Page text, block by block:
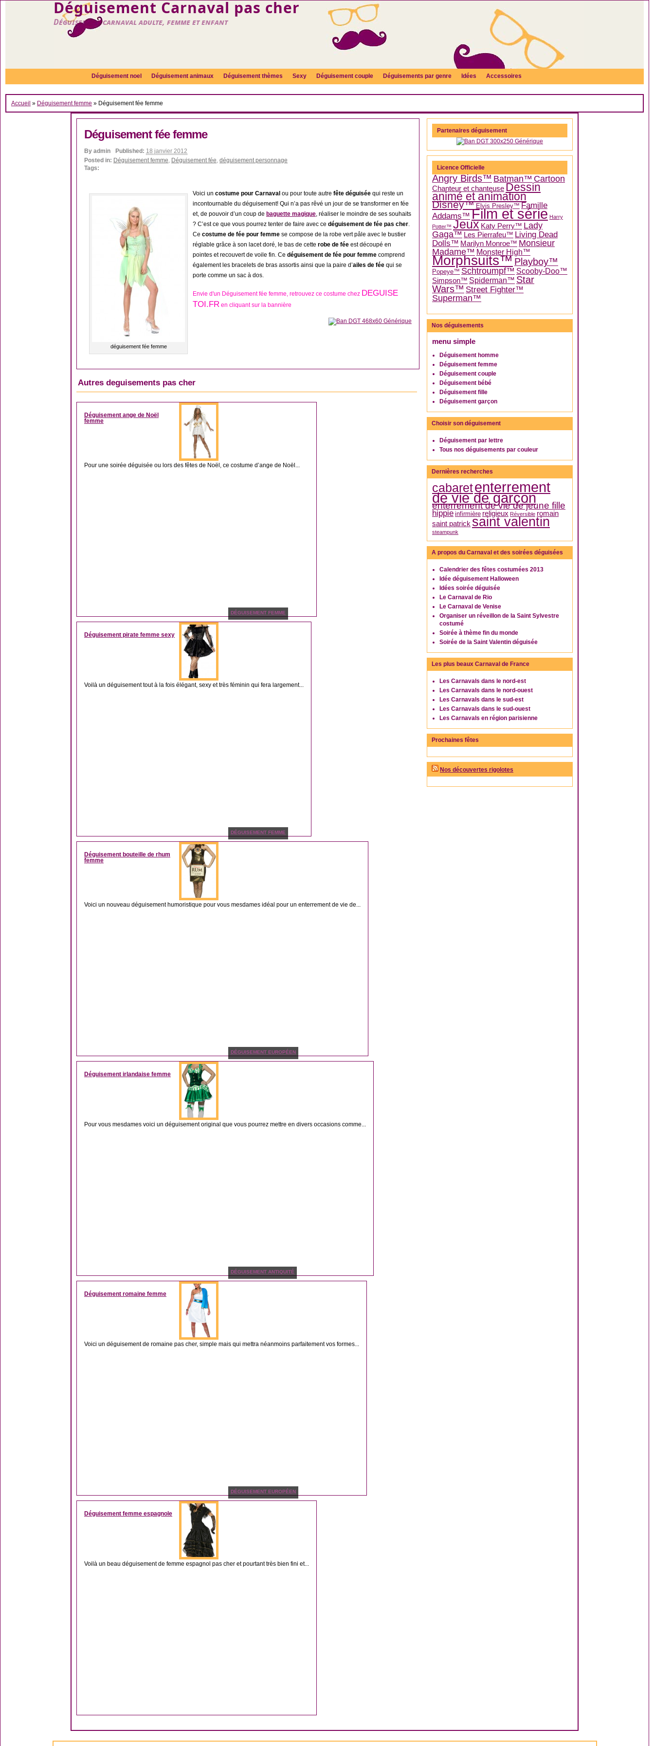
Déguisement Carnaval pas cher
Déguisement carnaval adulte, femme et enfant
Déguisement noel Déguisement animaux Déguisement thèmes Sexy Déguisement couple Déguisements par genre Idées Accessoires
Accueil » Déguisement femme » Déguisement fée femme
Déguisement fée femme
By admin Published: 18 janvier 2012
Posted in: Déguisement femme, Déguisement fée, déguisement personnage
Tags:
déguisement fée femme
Voici un costume pour Carnaval ou pour toute autre fête déguisée qui reste un
incontournable du déguisement! Qui n’a pas rêvé un jour de se transformer en fée
et, de pouvoir d’un coup de baguette magique, réaliser le moindre de ses souhaits
? C’est ce que vous pourrez tenter de faire avec ce déguisement de fée pas cher.
Ce costume de fée pour femme se compose de la robe vert pâle avec le bustier
réglable grâce à son lacet doré, le bas de cette robe de fée est découpé en
pointes et recouvert de voile fin. Ce déguisement de fée pour femme comprend
également les bracelets de bras assortis ainsi que la paire d’ailes de fée qui se
porte comme un sac à dos.
Envie d'un Déguisement fée femme, retrouvez ce costume chez DEGUISE
TOI.FR en cliquant sur la bannière
Autres deguisements pas cher
AUTRES DÉGUISEMENTS NOËL
Déguisement ange de Noël
femme
Pour une soirée déguisée ou lors des fêtes de Noël, ce costume d’ange de Noël...
DÉGUISEMENT FEMME
Déguisement pirate femme sexy
Voilà un déguisement tout à la fois élégant, sexy et très féminin qui fera largement...
DÉGUISEMENT FEMME
Déguisement bouteille de rhum
femme
Voici un nouveau déguisement humoristique pour vous mesdames idéal pour un enterrement de vie de...
DÉGUISEMENT EUROPÉEN
Déguisement irlandaise femme
Pour vous mesdames voici un déguisement original que vous pourrez mettre en divers occasions comme...
DÉGUISEMENT ANTIQUITÉ
Déguisement romaine femme
Voici un déguisement de romaine pas cher, simple mais qui mettra néanmoins parfaitement vos formes...
DÉGUISEMENT EUROPÉEN
Déguisement femme espagnole
Voilà un beau déguisement de femme espagnol pas cher et pourtant très bien fini et...
Partenaires déguisement
Licence Officielle
Angry Birds™ Batman™ Cartoon
Chanteur et chanteuse Dessin
animé et animation
Disney™ Elvis Presley™ Famille
Addams™ Film et série Harry
Potter™ Jeux Katy Perry™ Lady
Gaga™ Les Pierrafeu™ Living Dead
Dolls™ Marilyn Monroe™ Monsieur
Madame™ Monster High™
Morphsuits™Playboy™
Popeye™ Schtroumpf™ Scooby-Doo™
Simpson™ Spiderman™ Star
Wars™ Street Fighter™
Superman™
Nos déguisements
menu simple
Déguisement homme
Déguisement femme
Déguisement couple
Déguisement bébé
Déguisement fille
Déguisement garçon
Choisir son déguisement
Déguisement par lettre
Tous nos déguisements par couleur
Dernières recherches
cabaretenterrement
de vie de garçon
enterrement de vie de jeune fille
hippie infirmière religieux Réversible romain
saint patrick saint valentin
steampunk
A propos du Carnaval et des soirées déguisées
Calendrier des fêtes costumées 2013
Idée déguisement Halloween
Idées soirée déguisée
Le Carnaval de Rio
Le Carnaval de Venise
Organiser un réveillon de la Saint Sylvestre
costumé
Soirée à thème fin du monde
Soirée de la Saint Valentin déguisée
Les plus beaux Carnaval de France
Les Carnavals dans le nord-est
Les Carnavals dans le nord-ouest
Les Carnavals dans le sud-est
Les Carnavals dans le sud-ouest
Les Carnavals en région parisienne
Prochaines fêtes
Nos découvertes rigolotes